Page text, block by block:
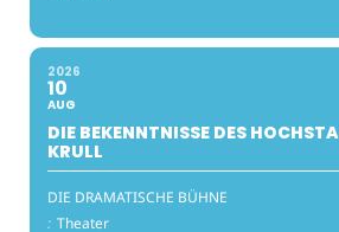
2026
10
AUG
DIE BEKENNTNISSE DES
KRULL
DIE DRAMATISCHE BÜHNE
: Theater